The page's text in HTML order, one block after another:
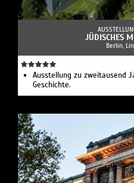
JÜDISCHES
Berlin,
Ausstellung zu zweitausend
Geschichte.